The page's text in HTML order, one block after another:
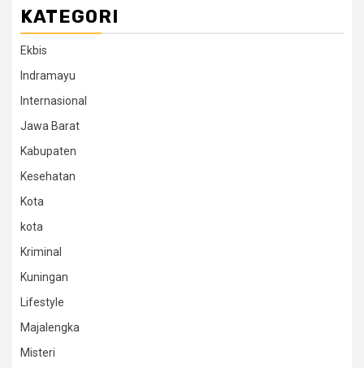
KATEGORI
Ekbis
Indramayu
Internasional
Jawa Barat
Kabupaten
Kesehatan
Kota
kota
Kriminal
Kuningan
Lifestyle
Majalengka
Misteri